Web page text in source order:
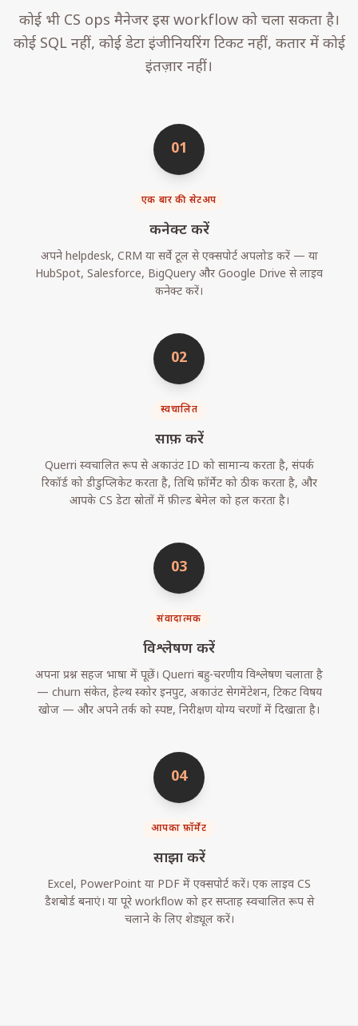
कोई भी CS ops मैनेजर इस workflow को चला सकता है।
कोई SQL नहीं, कोई डेटा इंजीनियरिंग टिकट नहीं, कतार में कोई
इंतज़ार नहीं।
01
एक बार की सेटअप
कनेक्ट करें
अपने helpdesk, CRM या सर्वे टूल से एक्सपोर्ट अपलोड करें — या
HubSpot, Salesforce, BigQuery और Google Drive से लाइव
कनेक्ट करें।
02
स्वचालित
साफ़ करें
Querri स्वचालित रूप से अकाउंट ID को सामान्य करता है, संपर्क
रिकॉर्ड को डीडुप्लिकेट करता है, तिथि फ़ॉर्मेट को ठीक करता है, और
आपके CS डेटा स्रोतों में फ़ील्ड बेमेल को हल करता है।
03
संवादात्मक
विश्लेषण करें
अपना प्रश्न सहज भाषा में पूछें। Querri बहु-चरणीय विश्लेषण चलाता है
— churn संकेत, हेल्थ स्कोर इनपुट, अकाउंट सेगमेंटेशन, टिकट विषय
खोज — और अपने तर्क को स्पष्ट, निरीक्षण योग्य चरणों में दिखाता है।
04
आपका फ़ॉर्मेट
साझा करें
Excel, PowerPoint या PDF में एक्सपोर्ट करें। एक लाइव CS
डैशबोर्ड बनाएं। या पूरे workflow को हर सप्ताह स्वचालित रूप से
चलाने के लिए शेड्यूल करें।